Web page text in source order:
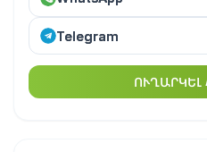
Telegram
ՈՒՂԱՐԿԵԼ